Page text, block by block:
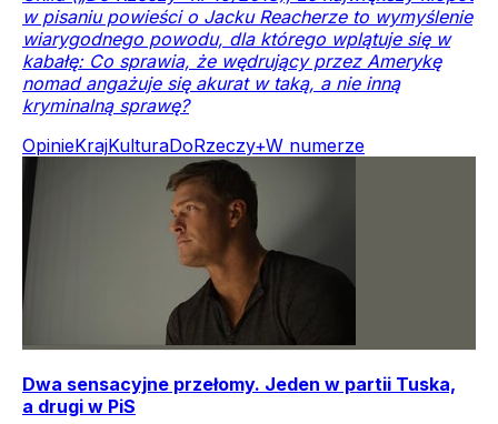
w pisaniu powieści o Jacku Reacherze to wymyślenie
wiarygodnego powodu, dla którego wplątuje się w
kabałę: Co sprawia, że wędrujący przez Amerykę
nomad angażuje się akurat w taką, a nie inną
kryminalną sprawę?
OpinieKrajKulturaDoRzeczy+W numerze
Dwa sensacyjne przełomy. Jeden w partii Tuska,
a drugi w PiS